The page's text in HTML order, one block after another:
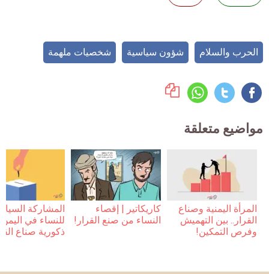
الحرب والسلام شؤون سياسية شخصيات ملهمة
مواضيع متعلقة
المرأة اليمنية وصناع
القرار.. بين التهميش
وفرص التمكين!
كاريكاتير | إقصاء
النساء من صنع القرار!
المشاركة
للنساء في
ذكورية صناع